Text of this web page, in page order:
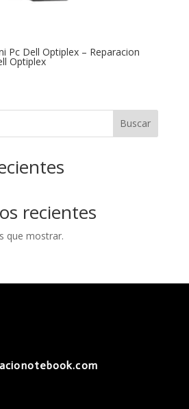
Pc Dell Optiplex – Reparacion
Optiplex
Buscar
recientes
que mostrar.